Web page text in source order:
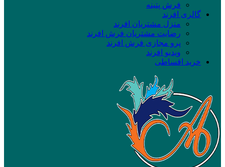
فرش پتینه
گالری افرند
منزل مشتریان افرند
رضایت مشتریان فرش افرند
پرو مجازی فرش افرند
ویدیو افرند
خرید اقساطی